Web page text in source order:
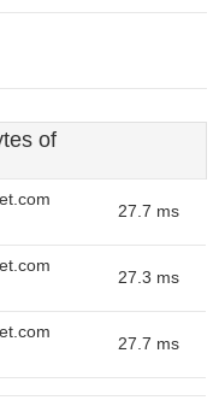
of
27.7 ms
27.3 ms
27.7 ms